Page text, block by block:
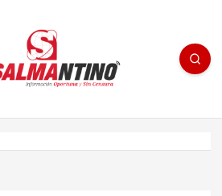
- medios/noticias/editorial